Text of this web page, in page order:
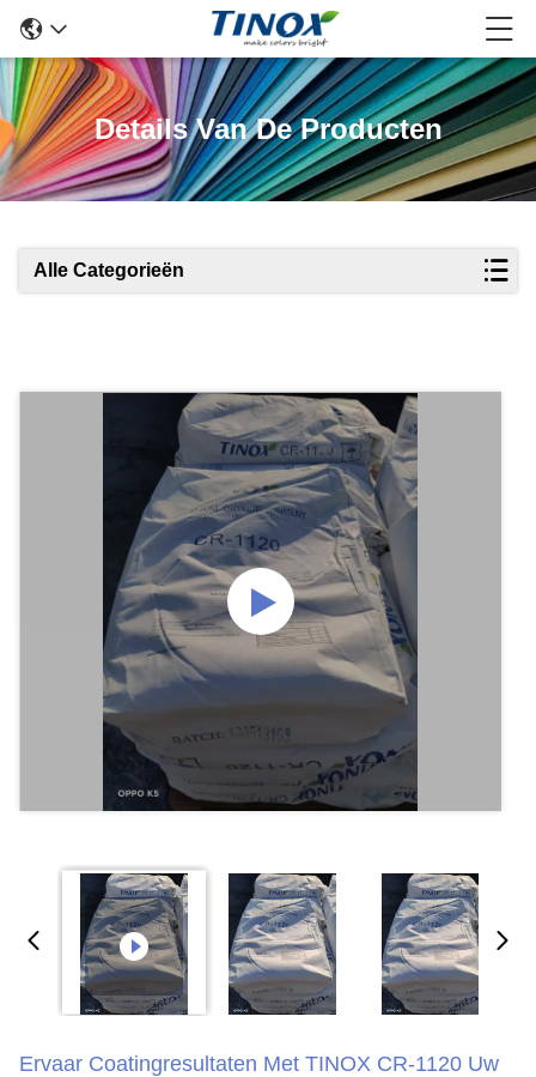
Details Van De Producten
Alle Categorieën
Ervaar Coatingresultaten Met TINOX CR-1120 Uw